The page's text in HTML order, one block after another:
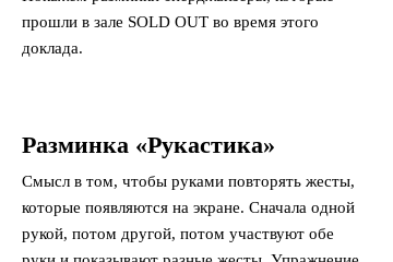
прошли в зале SOLD OUT во время этого
доклада.
Разминка «Рукастика»
Смысл в том, чтобы руками повторять жесты,
которые появляются на экране. Сначала одной
рукой, потом другой, потом участвуют обе